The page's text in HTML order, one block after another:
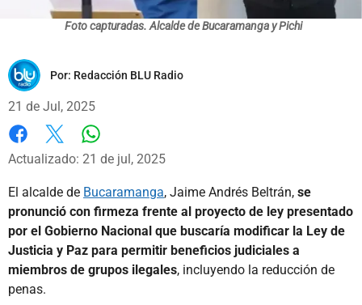
Foto capturadas. Alcalde de Bucaramanga y Pichi
Por: Redacción BLU Radio
21 de Jul, 2025
Facebook
X
Actualizado: 21 de jul, 2025
El alcalde de Bucaramanga, Jaime Andrés Beltrán, se
pronunció con firmeza frente al proyecto de ley presentado
por el Gobierno Nacional que buscaría modificar la Ley de
Justicia y Paz para permitir beneficios judiciales a
miembros de grupos ilegales, incluyendo la reducción de
penas.